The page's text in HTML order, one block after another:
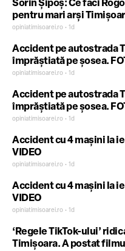
Sorin Șipoș: Ce faci
pentru mari arși
Trebuia să fie gata în 2024
opiniatimisoarei.ro • 1d
Accident pe autostrada
împrăștiată pe șosea.
opiniatimisoarei.ro • 1d
Accident pe autostrada
împrăștiată pe șosea.
opiniatimisoarei.ro • 1d
Accident cu 4 mașini la
VIDEO
opiniatimisoarei.ro • 1d
Accident cu 4 mașini la
VIDEO
opiniatimisoarei.ro • 1d
‘Regele TikTok-ului’
Timișoara. A postat